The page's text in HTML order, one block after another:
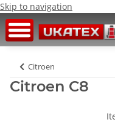
Skip to navigation
Citroen
Citroen C8